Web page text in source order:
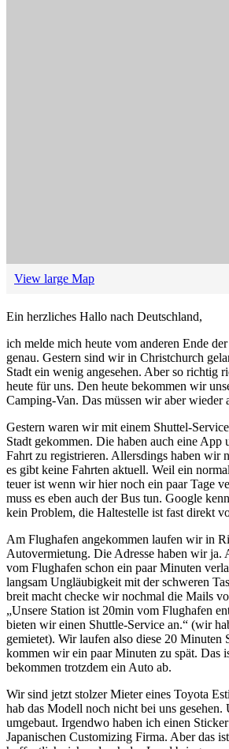
View large Map
Ein herzliches Hallo nach Deutschland,
ich melde mich heute vom anderen Ende
genau. Gestern sind wir in Christchurch
Stadt ein wenig angesehen. Aber so richtig
heute für uns. Den heute bekommen wir
Camping-Van. Das müssen wir aber wieder
Gestern waren wir mit einem Shuttel-
Stadt gekommen. Die haben auch eine App
Fahrt zu registrieren. Allersdings haben wir
es gibt keine Fahrten aktuell. Weil ein
teuer ist wenn wir hier noch ein paar Tage
muss es eben auch der Bus tun. Google
kein Problem, die Haltestelle ist fast direkt
Am Flughafen angekommen laufen wir in
Autovermietung. Die Adresse haben wir ja.
vom Flughafen schon ein paar Minuten
langsam Ungläubigkeit mit der schweren
breit macht checke wir nochmal die Mails
„Unsere Station ist 20min vom Flughafen
bieten wir einen Shuttle-Service an.“ (wir
gemietet). Wir laufen also diese 20 Minuten
kommen wir ein paar Minuten zu spät. Das
bekommen trotzdem ein Auto ab.
Wir sind jetzt stolzer Mieter eines Toyota
hab das Modell noch nicht bei uns gesehen.
umgebaut. Irgendwo haben ich einen
Japanischen Customizing Firma. Aber das